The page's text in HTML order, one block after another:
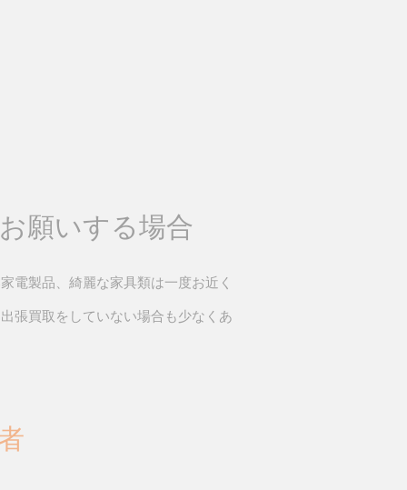
願いする場合
電製品、綺麗な家具類は一度お近く
張買取をしていない場合も少なくあ